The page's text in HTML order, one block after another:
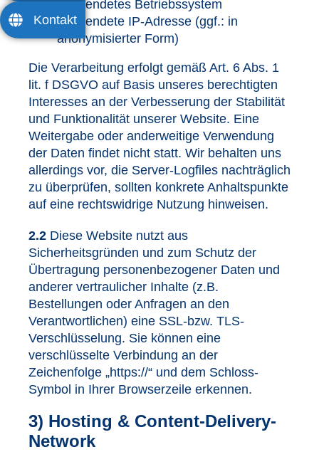
Loading ...
Verwendetes Betriebssystem
Verwendete IP-Adresse (ggf.: in
anonymisierter Form)
Die Verarbeitung erfolgt gemäß Art. 6 Abs. 1
lit. f DSGVO auf Basis unseres berechtigten
Interesses an der Verbesserung der Stabilität
und Funktionalität unserer Website. Eine
Weitergabe oder anderweitige Verwendung
der Daten findet nicht statt. Wir behalten uns
allerdings vor, die Server-Logfiles nachträglich
zu überprüfen, sollten konkrete Anhaltspunkte
auf eine rechtswidrige Nutzung hinweisen.
2.2 Diese Website nutzt aus
Sicherheitsgründen und zum Schutz der
Übertragung personenbezogener Daten und
anderer vertraulicher Inhalte (z.B.
Bestellungen oder Anfragen an den
Verantwortlichen) eine SSL-bzw. TLS-
Verschlüsselung. Sie können eine
verschlüsselte Verbindung an der
Zeichenfolge „https://“ und dem Schloss-
Symbol in Ihrer Browserzeile erkennen.
3) Hosting & Content-Delivery-
Network
Kontakt